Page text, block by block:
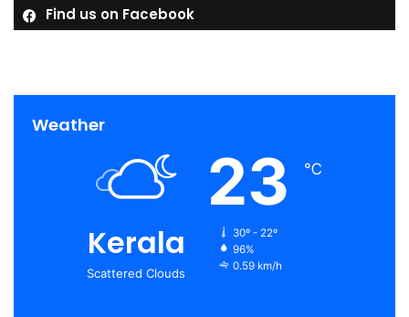
Find us on Facebook
Weather
Kerala
Scattered Clouds
23 ℃
30º - 22º
96%
0.59 km/h